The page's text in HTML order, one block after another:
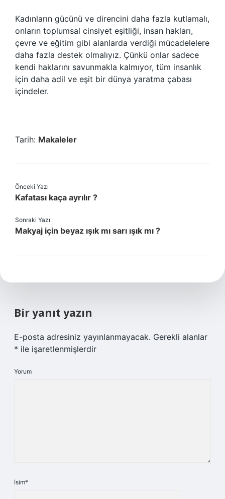
Kadınların gücünü ve direncini daha fazla kutlamalı,
onların toplumsal cinsiyet eşitliği, insan hakları,
çevre ve eğitim gibi alanlarda verdiği mücadelelere
daha fazla destek olmalıyız. Çünkü onlar sadece
kendi haklarını savunmakla kalmıyor, tüm insanlık
için daha adil ve eşit bir dünya yaratma çabası
içindeler.
Tarih: Makaleler
Önceki Yazı
Kafatası kaça ayrılır ?
Sonraki Yazı
Makyaj için beyaz ışık mı sarı ışık mı ?
Bir yanıt yazın
E-posta adresiniz yayınlanmayacak. Gerekli alanlar
* ile işaretlenmişlerdir
Yorum
İsim*